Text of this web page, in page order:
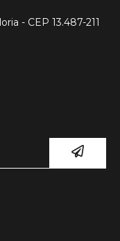
- CEP 13.487-211